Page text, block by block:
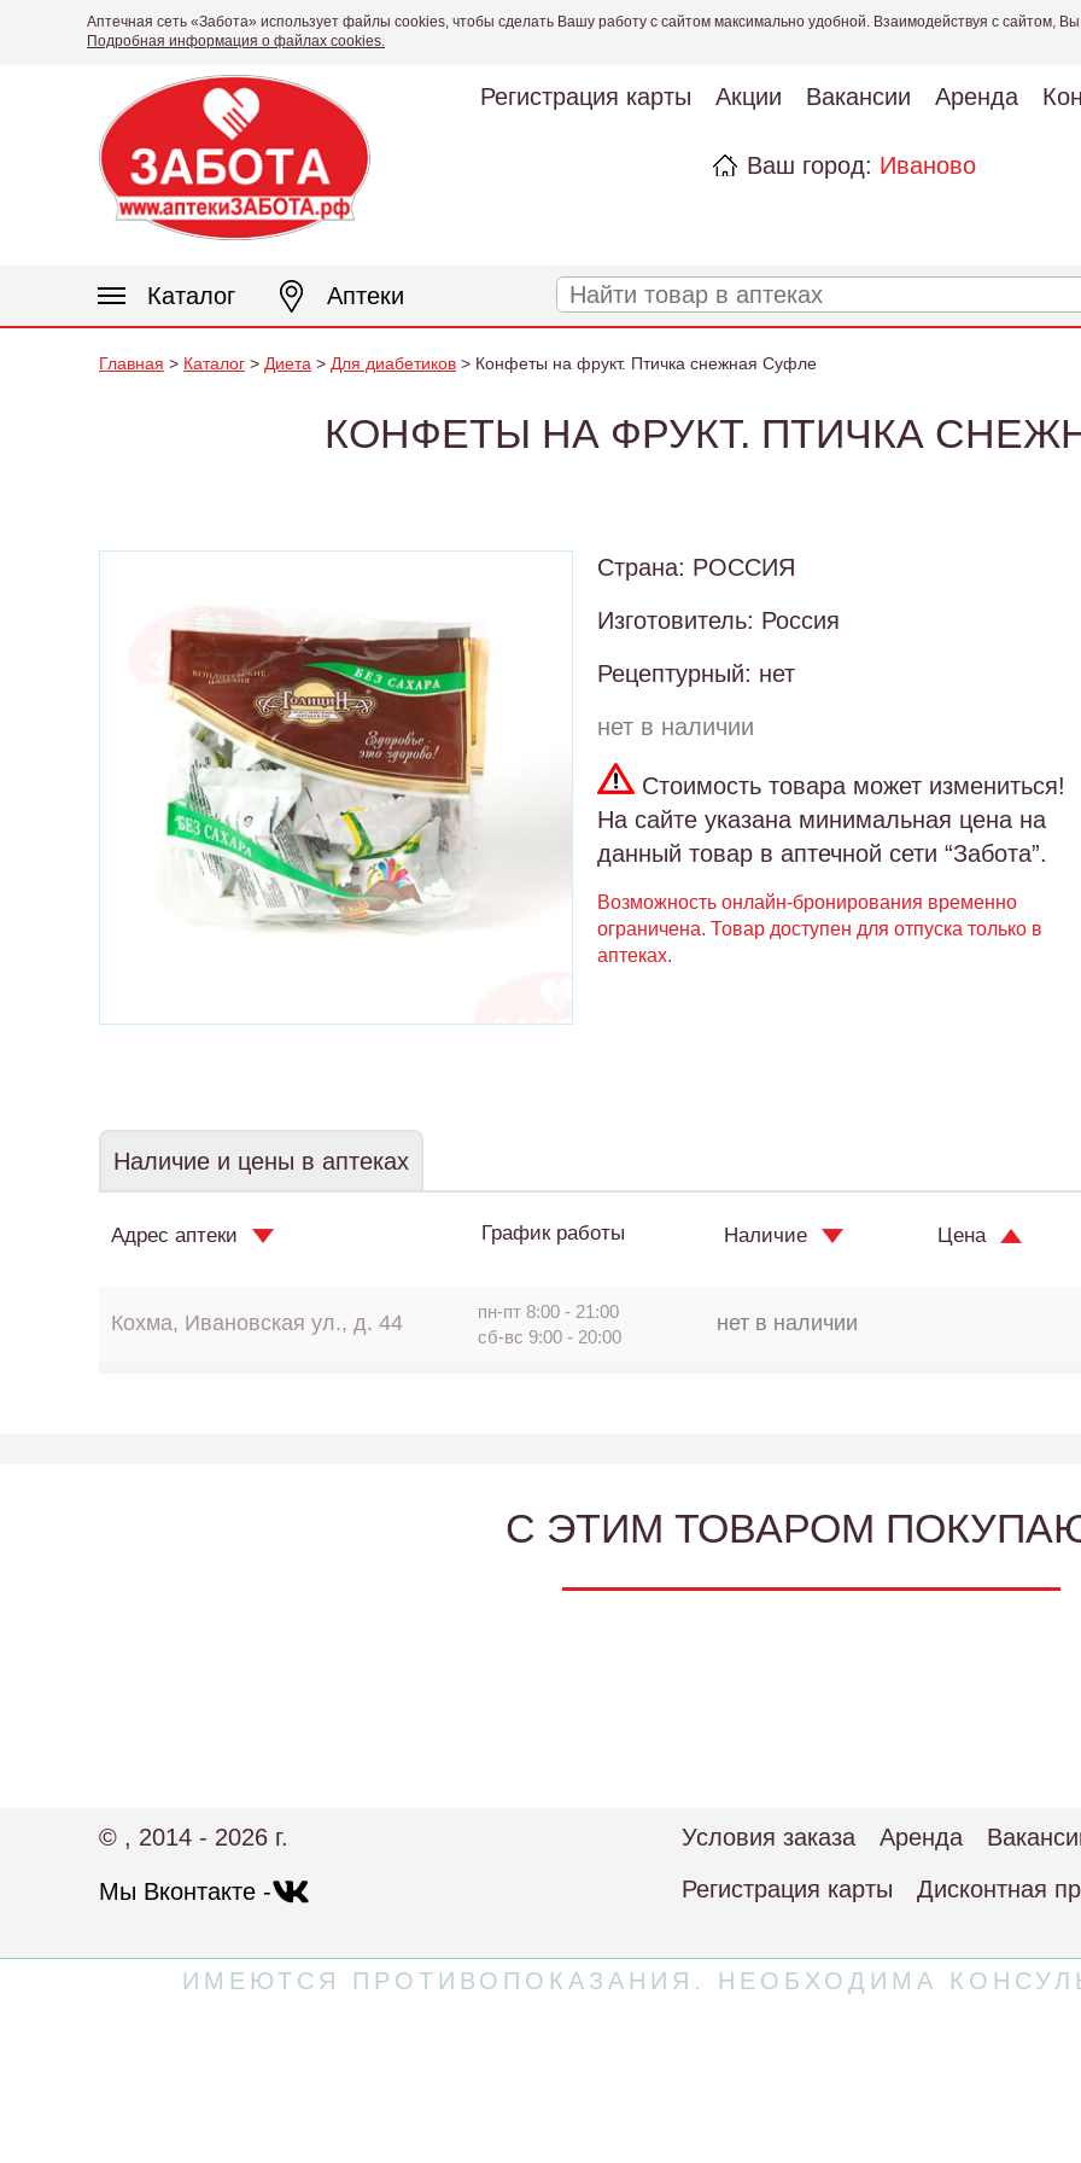
Аптечная сеть «Забота» использует файлы cookies, чтобы сделать Вашу работу с сайтом максимально удобной. Взаимодействуя с сайтом,
Подробная информация о файлах cookies.
Регистрация карты Акции Вакансии Аренда
Ваш город: Иваново
Каталог Аптеки
Главная > Каталог > Диета > Для диабетиков > Конфеты на фрукт. Птичка снежная Суфле
КОНФЕТЫ НА ФРУКТ. ПТИЧКА
Страна: РОССИЯ
Изготовитель: Россия
Рецептурный: нет
нет в наличии
Стоимость товара может измениться!
На сайте указана минимальная цена на
данный товар в аптечной сети “Забота”.
Возможность онлайн-бронирования временно
ограничена. Товар доступен для отпуска только в
аптеках.
Наличие и цены в аптеках
Адрес аптеки График работы Наличие Цена
Кохма, Ивановская ул., д. 44
пн-пт 8:00 - 21:00
сб-вс 9:00 - 20:00
нет в наличии
C ЭТИМ ТОВАРОМ
© , 2014 - 2026 г.
Мы Вконтакте -
Условия заказа Аренда
Регистрация карты
Дисконтная
ИМЕЮТСЯ ПРОТИВОПОКАЗАНИЯ. НЕОБХОДИМА